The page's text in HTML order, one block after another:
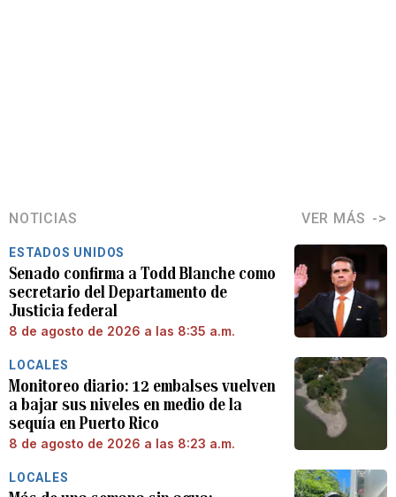
NOTICIAS VER MÁS
ESTADOS UNIDOS
Senado confirma a Todd Blanche como
secretario del Departamento de
Justicia federal
8 de agosto de 2026 a las 8:35 a.m.
LOCALES
Monitoreo diario: 12 embalses vuelven
a bajar sus niveles en medio de la
sequía en Puerto Rico
8 de agosto de 2026 a las 8:23 a.m.
LOCALES